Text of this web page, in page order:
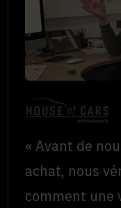
« Avant de
achat, nous
comment une